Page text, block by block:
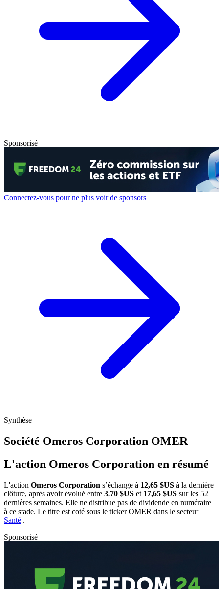
Sponsorisé
Connectez-vous pour ne plus voir de sponsors
Synthèse
Société Omeros Corporation OMER
L'action Omeros Corporation en résumé
L'action Omeros Corporation s’échange à 12,65 $US à la dernière
clôture, après avoir évolué entre 3,70 $US et 17,65 $US sur les 52
dernières semaines. Elle ne distribue pas de dividende en numéraire
à ce stade. Le titre est coté sous le tickerOMER dans le secteur
Santé .
Sponsorisé